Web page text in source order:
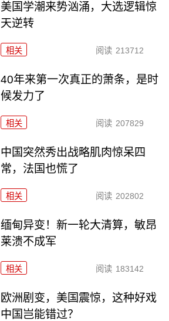
美国学潮来势汹涌，大选逻辑惊
天逆转
相关 阅读 213712
40年来第一次真正的萧条，是时
候发力了
相关 阅读 207829
中国突然秀出战略肌肉惊呆四
常，法国也慌了
相关 阅读 202802
缅甸异变！新一轮大清算，敏昂
莱溃不成军
相关 阅读 183142
欧洲剧变，美国震惊，这种好戏
中国岂能错过？